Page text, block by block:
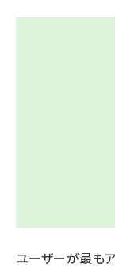
ユーザーが最も